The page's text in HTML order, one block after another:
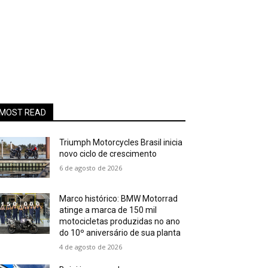
MOST READ
Triumph Motorcycles Brasil inicia
novo ciclo de crescimento
6 de agosto de 2026
Marco histórico: BMW Motorrad
atinge a marca de 150 mil
motocicletas produzidas no ano
do 10º aniversário de sua planta
4 de agosto de 2026